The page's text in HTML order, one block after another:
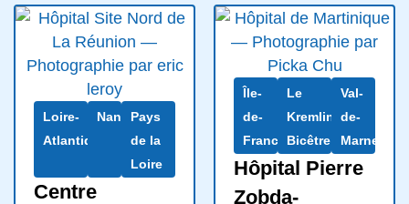
Loire-
Atlantique
NantesPays
de la
Loire
Centre
Île-
de-
France
Le
Kremlin-
Bicêtre
Val-
de-
Marne
Hôpital Pierre
Zobda-